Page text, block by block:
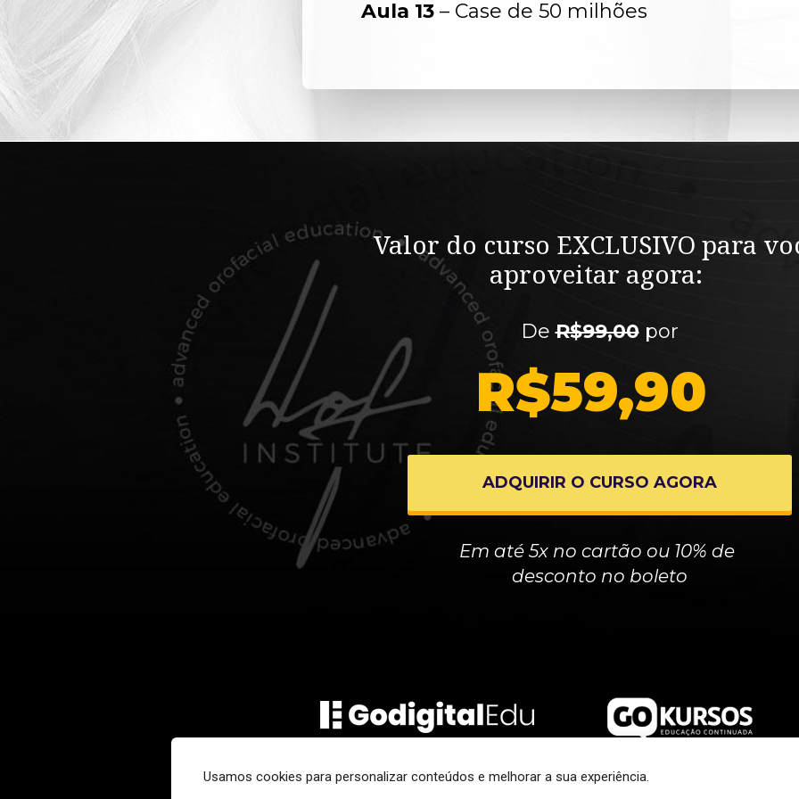
Aula 13 – Case de 50 milhões
Valor do curso EXCLUSIVO para
aproveitar agora:
ADQUIRIR O CURSO AGORA
R$59,90
Em até 5x no cartão ou 10% de
desconto no boleto
De R$99,00 por
- Todos os direitos reservados.
Usamos cookies para personalizar conteúdos e melhorar a sua experiência.